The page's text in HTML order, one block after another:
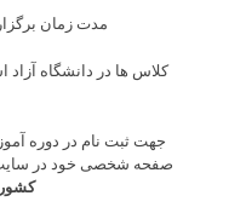
مدت زمان برگزاری دوره
کلاس ها در دانشگاه آزاد
جهت ثبت نام در دوره
صفحه شخصی خود در
کشور